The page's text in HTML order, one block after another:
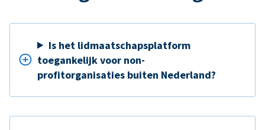
Is het lidmaatschapsplatform
toegankelijk voor non-
profitorganisaties buiten Nederland?